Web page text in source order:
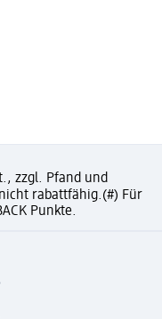
zzgl. Pfand und
rabattfähig.(#) Für
Punkte.